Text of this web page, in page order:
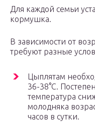
Для каждой семьи
кормушка.
В зависимости от
требуют разные
Цыплятам
36-38°С.
температура
молодняка
часов в сутки.